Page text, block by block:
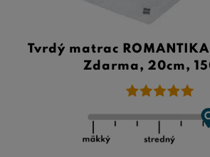
Tvrdý matrac ROMANTIKA
Zdarma, 20cm,